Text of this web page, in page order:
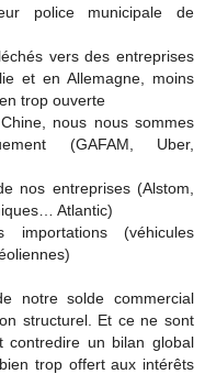
police municipale de
vers des entreprises
et en Allemagne, moins
trop ouverte
nous nous sommes
(GAFAM, Uber,
nos entreprises (Alstom,
Atlantic)
(véhicules
notre solde commercial
structurel. Et ce ne sont
contredire un bilan global
trop offert aux intérêts